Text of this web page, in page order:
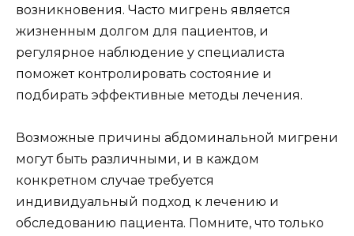
возникновения. Часто мигрень является
жизненным долгом для пациентов, и
регулярное наблюдение у специалиста
поможет контролировать состояние и
подбирать эффективные методы лечения.
Возможные причины абдоминальной мигрени
могут быть различными, и в каждом
конкретном случае требуется
индивидуальный подход к лечению и
обследованию пациента. Помните, что только